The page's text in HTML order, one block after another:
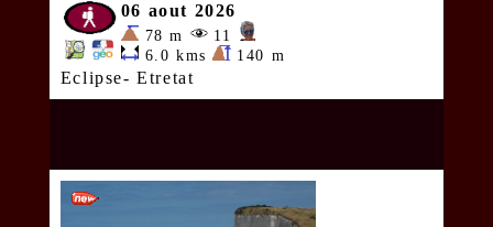
06 aout 2026
78 m
11
6.0 kms
140 m
Eclipse- Etretat